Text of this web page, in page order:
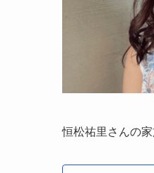
恒松祐里さんの家